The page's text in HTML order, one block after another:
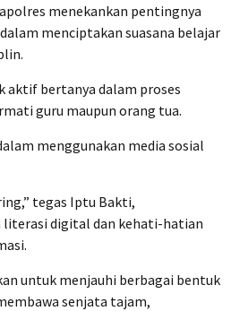
menekankan pentingnya
menciptakan suasana belajar
aktif bertanya dalam proses
guru maupun orang tua.
menggunakan media sosial
tegas Iptu Bakti,
digital dan kehati-hatian
untuk menjauhi berbagai bentuk
senjata tajam,